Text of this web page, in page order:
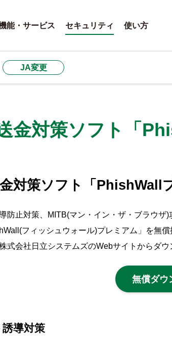
能・サービス セキュリティ 使い方
JA変更
金対策ソフト「
対策ソフト「PhishWall
防止対策、MITB(マン・イン・ザ・ブラウ
フィッシュウォール)プレミアム」を無償
式会社日立システムズのWebサイトからダ
無償ダウ
導対策